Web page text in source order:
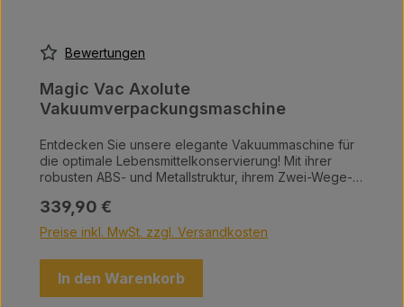
Bewertungen
Magic Vac Axolute
Vakuumverpackungsmaschine
Entdecken Sie unsere elegante Vakuummaschine für
die optimale Lebensmittelkonservierung! Mit ihrer
robusten ABS- und Metallstruktur, ihrem Zwei-Wege-
Rollenhalter vereint sie Funktionalität und Stil. Wählen
Sie zwischen automatischem oder manuellem
Vakuumieren. Eine abnehmbare, spülmaschinenfeste
Schale fängt Flüssigkeiten auf, während das
ActiSeal3D-System eine perfekte Schweißnaht ohne
Regulärer Preis:
339,90 €
Preise inkl. MwSt. zzgl. Versandkosten
In den Warenkorb